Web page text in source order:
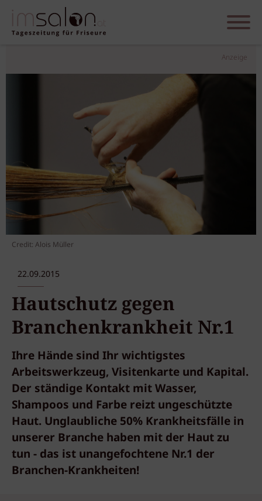
Anzeige
Credit: Alois Müller
22.09.2015
Hautschutz gegen
Branchenkrankheit Nr.1
Ihre Hände sind Ihr wichtigstes
Arbeitswerkzeug, Visitenkarte und Kapital.
Der ständige Kontakt mit Wasser,
Shampoos und Farbe reizt ungeschützte
Haut. Unglaubliche 50% Krankheitsfälle in
unserer Branche haben mit der Haut zu
tun - das ist unangefochtene Nr.1 der
Branchen-Krankheiten!